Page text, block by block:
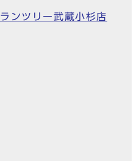
ンツリー武蔵小杉店